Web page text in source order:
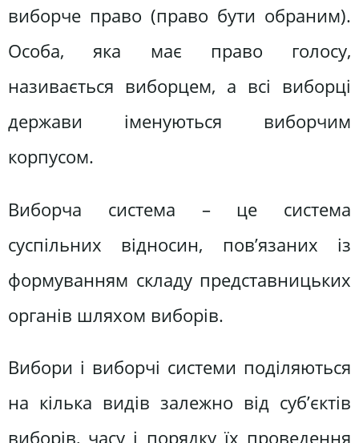
виборче право (право бути обраним).
Особа, яка має право голосу,
називається виборцем, а всі виборці
держави іменуються виборчим
корпусом.
Виборча система – це система
суспільних відносин, пов’язаних із
формуванням складу представницьких
органів шляхом виборів.
Вибори і виборчі системи поділяються
на кілька видів залежно від суб’єктів
виборів, часу і порядку їх проведення